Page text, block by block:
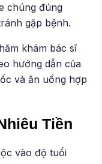
chúng đúng
gặp bệnh.
khám bác sĩ
hướng dẫn của
và ăn uống hợp
Tiền
vào độ tuổi